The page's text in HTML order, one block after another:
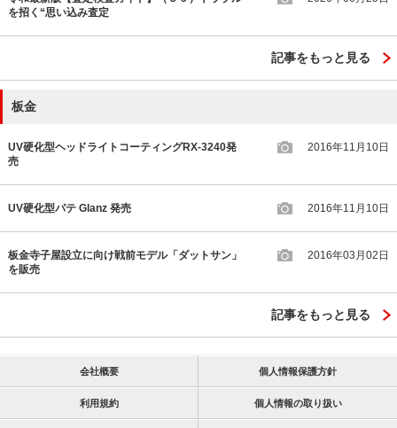
を招く“思い込み査定
記事をもっと見る
板金
UV硬化型ヘッドライトコーティングRX-3240発
売
2016年11月10日
UV硬化型パテ Glanz 発売 2016年11月10日
板金寺子屋設立に向け戦前モデル「ダットサン」
を販売
2016年03月02日
記事をもっと見る
会社概要 個人情報保護方針
利用規約 個人情報の取り扱い